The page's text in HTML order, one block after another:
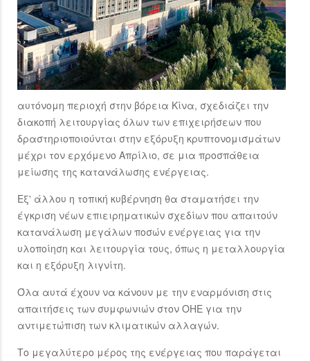
αυτόνομη περιοχή στην βόρεια Κίνα, σχεδιάζει την
διακοπή λειτουργίας όλων των επιχειρήσεων που
δραστηριοποιούνται στην εξόρυξη κρυπτονομισμάτων
μέχρι τον ερχόμενο Απρίλιο, σε μια προσπάθεια
μείωσης της κατανάλωσης ενέργειας.
Εξ' άλλου η τοπική κυβέρνηση θα σταματήσει την
έγκριση νέων επιειρηματικών σχεδίων που απαιτούν
κατανάλωση μεγάλων ποσών ενέργειας για την
υλοποίηση και λειτουργία τους, όπως η μεταλλουργία
και η εξόρυξη λιγνίτη.
Όλα αυτά έχουν να κάνουν με την εναρμόνιση στις
απαιτήσεις των συμφωνιών στον ΟΗΕ για την
αντιμετώπιση των κλιματικών αλλαγών.
Το μεγαλύτερο μέρος της ενέργειας που παράγεται